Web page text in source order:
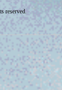
reserved.